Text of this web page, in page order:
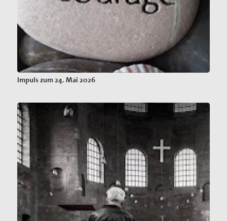
Impuls zum 24. Mai 2026